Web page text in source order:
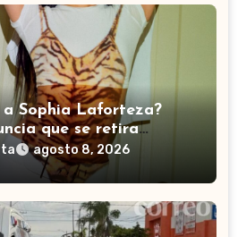
a Sophia Laforteza?
que se retira
por salud
agosto 8, 2026